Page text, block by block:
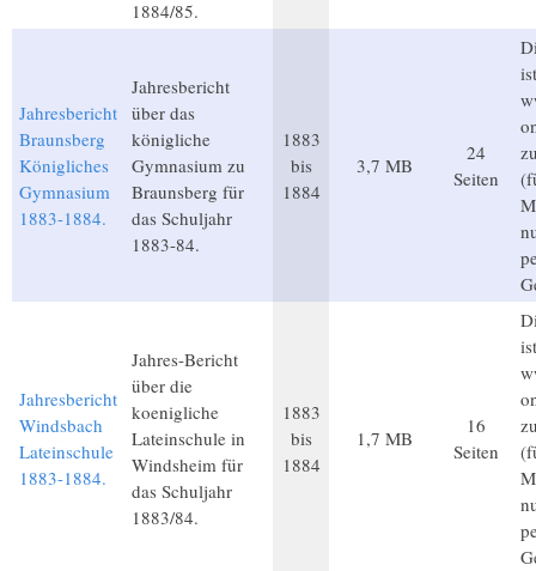
1884/85.
Jahresbericht
Braunsberg
Königliches
Gymnasium
1883-1884.
Jahresbericht
über das
königliche
Gymnasium zu
Braunsberg für
das Schuljahr
1883-84.
1883
bis
1884
3,7 MB
24
Seiten
Jahresbericht
Windsbach
Lateinschule
1883-1884.
Jahres-Bericht
über die
koenigliche
Lateinschule in
Windsheim für
das Schuljahr
1883/84.
1883
bis
1884
1,7 MB
16
Seiten